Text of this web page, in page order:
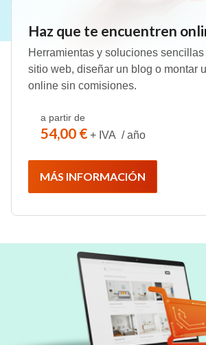
Haz que te encuentren
Herramientas y soluciones sencillas
sitio web, diseñar un blog o montar
online sin comisiones.
a partir de
54,00 € + IVA / año
MÁS INFORMACIÓN